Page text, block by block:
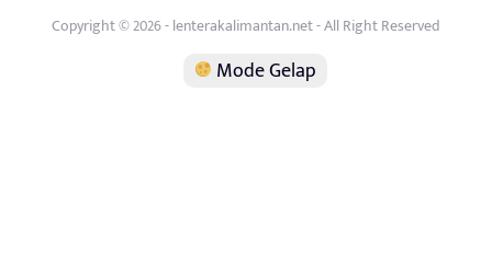
Copyright © 2026 - lenterakalimantan.net - All Right Reserved
Mode Gelap